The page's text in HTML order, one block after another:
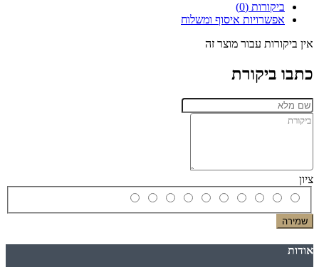
ביקורות (0)
אפשרויות איסוף ומשלוח
אין ביקורות עבור מוצר זה
כתבו ביקורת
ציון
שמירה
אודות